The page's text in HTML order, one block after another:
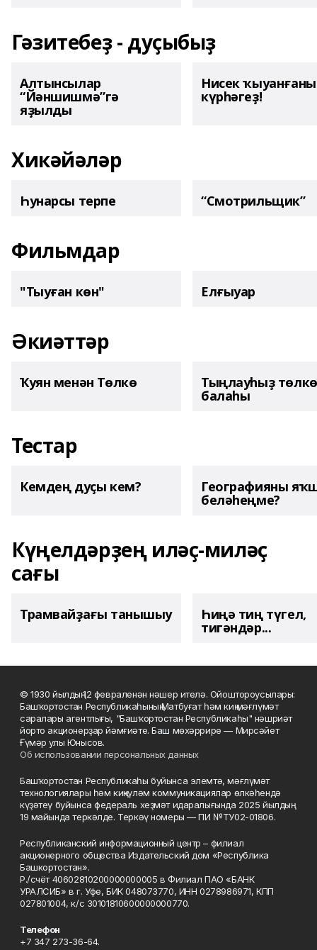
Гәзитебеҙ - дуҫыбыҙ
Алтынсылар
“Йәншишмә”гә
яҙылды
Нисек
күрһәгеҙ!
Хикәйәләр
Һунарсы терпе “Смотрильщик”
Фильмдар
"Тыуған көн" Елғыуар
Әкиәттәр
Ҡуян менән Төлкө Тыңлауһыҙ төлкө
балаһы
Тестар
Кемдең дуҫы кем? Географияны
беләһеңме?
Күңелдәрҙең иләҫ-миләҫ
сағы
Трамвайҙағы танышыу Һиңә тиң түгел,
тигәндәр...
© 1930 йылдың 12 февраленән нәшер ителә. Ойоштороусылары:
Башҡортостан Республикаһының Матбуғат һәм киң мәғлүмәт
саралары агентлығы, "Башҡортостан Республикаһы" нәшриәт
йорто акционерҙар йәмғиәте. Баш мөхәррире — Мирсәйет
Ғүмәр улы Юнысов.
Об использовании персональных данных
Башҡортостан Республикаһы буйынса элемтә, мәғлүмәт
технологиялары һәм киңкүләм коммуникациялар өлкәһендә
күҙәтеү буйынса федераль хеҙмәт идаралығында 2025 йылдың
19 майында теркәлде. Теркәү номеры — ПИ №ТУ02-01806.
Республиканский информационный центр – филиал
акционерного общества Издательский дом «Республика
Башкортостан».
Р./счёт 40602810200000000005 в Филиал ПАО «БАНК
УРАЛСИБ» в г. Уфе, БИК 048073770, ИНН 0278986971, КПП
027801004, к/с 30101810600000000770.
Телефон
+7 347 273-36-64.